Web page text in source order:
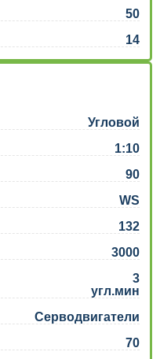
50
14
Угловой
1:10
90
WS
132
3000
3
угл.мин
Серводвигатели
70